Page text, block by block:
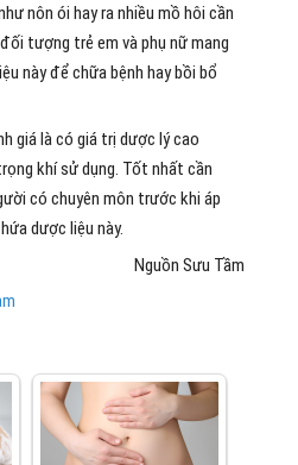
nôn ói hay ra nhiều mồ hôi cần
tượng trẻ em và phụ nữ mang
này để chữa bệnh hay bồi bổ
giá là có giá trị dược lý cao
khí sử dụng. Tốt nhất cần
có chuyên môn trước khi áp
dược liệu này.
Nguồn Sưu Tầm